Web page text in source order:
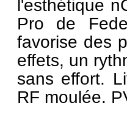
l'esthétique
Pro de
favorise des
effets, un
sans effort.
RF moulée.